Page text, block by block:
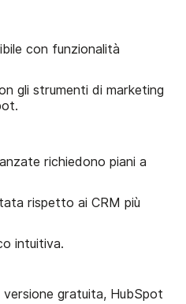
con funzionalità
gli strumenti di marketing
richiedono piani a
rispetto ai CRM più
intuitiva.
gratuita, HubSpot